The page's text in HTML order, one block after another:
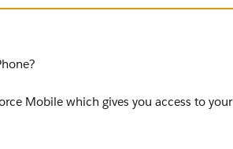
Mobile which gives you access to your